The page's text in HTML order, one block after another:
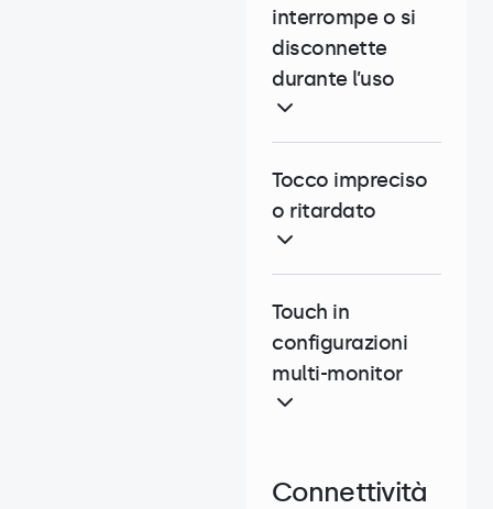
interrompe o si
disconnette
durante l’uso
Tocco impreciso
o ritardato
Touch in
configurazioni
multi-monitor
Connettività